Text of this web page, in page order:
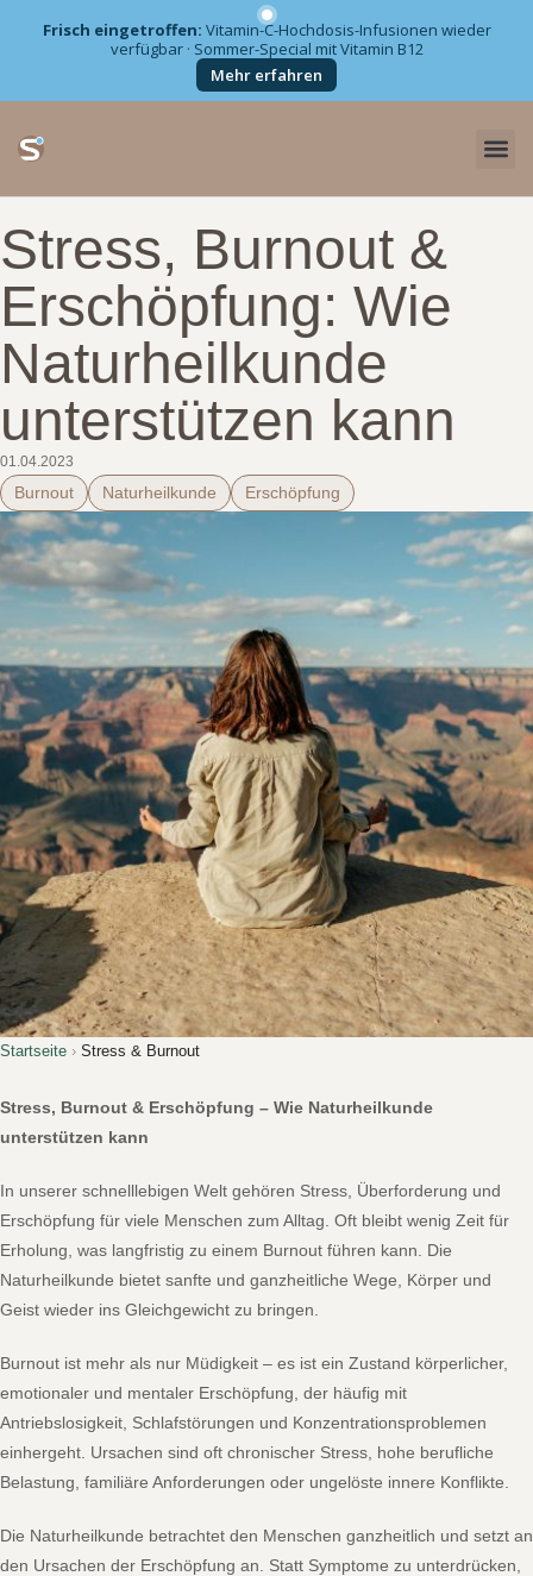
Frisch eingetroffen: Vitamin-C-Hochdosis-Infusionen wieder
verfügbar · Sommer-Special mit Vitamin B12
Mehr erfahren
Inhalt
springen
Stress, Burnout &
Erschöpfung: Wie
Naturheilkunde
unterstützen kann
01.04.2023
Burnout Naturheilkunde Erschöpfung
Startseite › Stress & Burnout
Stress, Burnout & Erschöpfung – Wie Naturheilkunde
unterstützen kann
In unserer schnelllebigen Welt gehören Stress, Überforderung und
Erschöpfung für viele Menschen zum Alltag. Oft bleibt wenig Zeit für
Erholung, was langfristig zu einem Burnout führen kann. Die
Naturheilkunde bietet sanfte und ganzheitliche Wege, Körper und
Geist wieder ins Gleichgewicht zu bringen.
Burnout ist mehr als nur Müdigkeit – es ist ein Zustand körperlicher,
emotionaler und mentaler Erschöpfung, der häufig mit
Antriebslosigkeit, Schlafstörungen und Konzentrationsproblemen
einhergeht. Ursachen sind oft chronischer Stress, hohe berufliche
Belastung, familiäre Anforderungen oder ungelöste innere Konflikte.
Die Naturheilkunde betrachtet den Menschen ganzheitlich und setzt an
den Ursachen der Erschöpfung an. Statt Symptome zu unterdrücken,